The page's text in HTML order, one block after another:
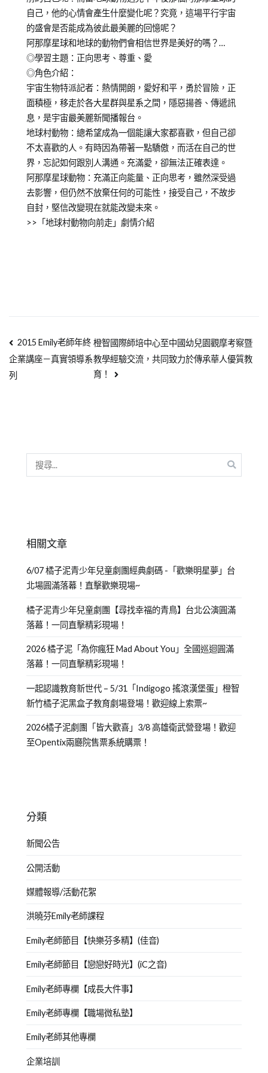
自己，他的心情會產生什麼變化呢？究竟，這場平行宇宙
的盛會是否能成為彼此最美麗的回憶呢？
阿那摩星球和地球的動物們會相信世界是美好的嗎？…
◎學習主題：正向思考、尊重、愛
◎角色介紹：
宇宙生物特派記者：熱情開朗，愛好和平，勇於冒險，正
面積極，移走於各大星群與星系之間，隱惡揚善、傳遞訊
息，是宇宙最美麗新聞播報台。
地球村動物：總希望成為一個能讓大家都喜歡，但自己卻
不太喜歡的人。有時因為帶著一點驕傲，而活在自己的世
界，忘記如何跟別人溝通。充滿愛，卻無法正確表達。
阿那摩星球動物：充滿正向能量、正向思考，雖然深受過
去影響，但仍然不放棄任何的可能性，接受自己，不故步
自封，堅信改變現在就能改變未來。
>>「地球村動物向前走」劇情介紹
2015 Emily老師年終
企業講座－真實領導系
列
橙智國際師培中心至中國幼兒園觀摩考察暨
教學經驗交流，共同致力於傳承華人優質教
育！
相關文章
6/07 橘子泥青少年兒童劇團經典劇碼 -「歡樂明星夢」台
北場圓滿落幕！直擊歡樂現場~
橘子泥青少年兒童劇團【尋找幸福的青鳥】台北公演圓滿
落幕！一同直擊精彩現場！
2026 橘子泥「為你瘋狂 Mad About You」全國巡迴圓滿
落幕！一同直擊精彩現場！
一起認識教育新世代 – 5/31「Indigogo 搖滾漢堡蛋」橙智
新竹橘子泥黑盒子教育劇場登場！歡迎線上索票~
2026橘子泥劇團「皆大歡喜」3/8 高雄衛武營登場！歡迎
至Opentix兩廳院售票系統購票！
分類
新聞公告
公開活動
媒體報導/活動花絮
洪曉芬Emily老師課程
Emily老師節目【快樂芬多精】(佳音)
Emily老師節目【戀戀好時光】(iC之音)
Emily老師專欄【成長大件事】
Emily老師專欄【職場微私塾】
Emily老師其他專欄
企業培訓